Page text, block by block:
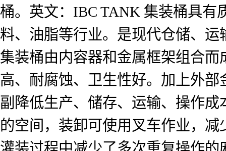
桶。英文：IBC TANK 集装桶具有
料、油脂等行业。是现代仓储、运
集装桶由内容器和金属框架组合
高、耐腐蚀、卫生性好。加上外
副降低生产、储存、运输、操作
的空间，装卸可使用叉车作业，
灌装过程中减少了多次重复操作